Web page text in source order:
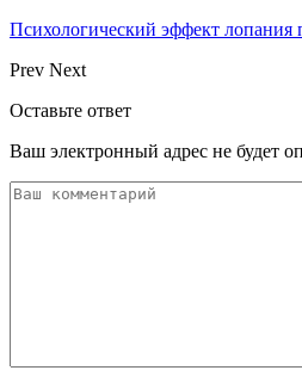
Психологический эффект лопания
Prev Next
Оставьте ответ
Ваш электронный адрес не будет